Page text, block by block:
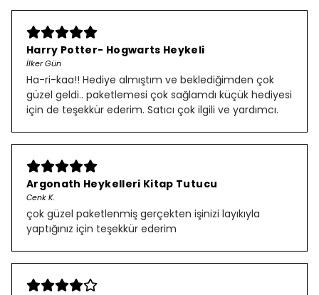
Harry Potter- Hogwarts Heykeli
İlker Gün
Ha-ri-kaa!! Hediye almıştım ve beklediğimden çok
güzel geldi.. paketlemesi çok sağlamdı küçük hediyesi
için de teşekkür ederim. Satıcı çok ilgili ve yardımcı.
Argonath Heykelleri Kitap Tutucu
Cenk K.
çok güzel paketlenmiş gerçekten işinizi layıkıyla
yaptığınız için teşekkür ederim